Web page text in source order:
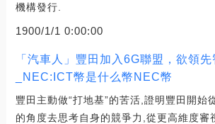
機構發行.
1900/1/1 0:00:00
「汽車人」豐田加入6G聯盟，欲領
_NEC:ICT幣是什么幣NEC幣
豐田主動做“打地基”的苦活,證明豐田開始
的角度去思考自身的競爭力,從更高維度審